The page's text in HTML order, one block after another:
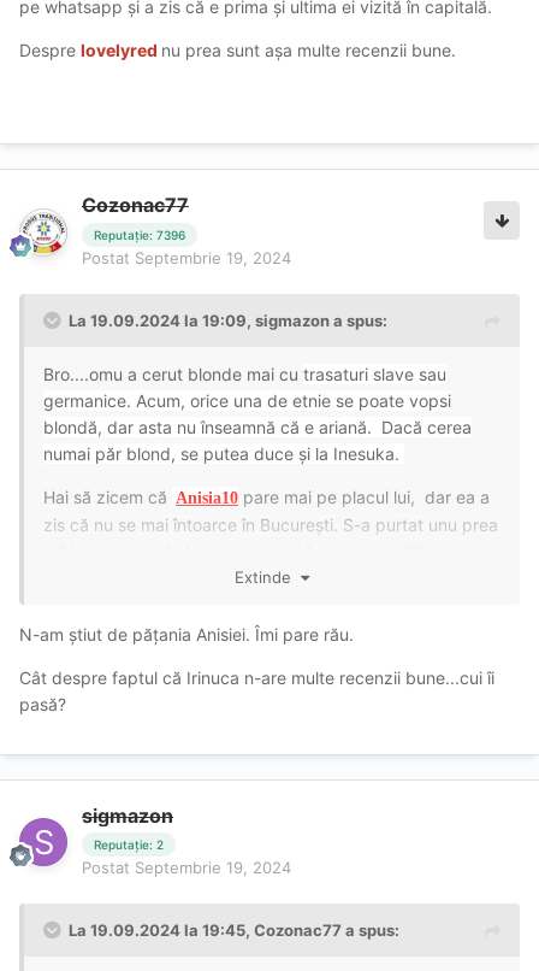
pe whatsapp și a zis că e prima și ultima ei vizită în capitală.
Despre lovelyred nu prea sunt așa multe recenzii bune.
Cozonac77
Reputație: 7396
Postat Septembrie 19, 2024
La 19.09.2024 la 19:09, sigmazona spus:
Bro....omu a cerut blonde mai cu trasaturi slave sau
germanice. Acum, orice una de etnie se poate vopsi
blondă, dar asta nu înseamnă că e ariană. Dacă cerea
numai păr blond, se putea duce și la Inesuka.
Hai să zicem că Anisia10 pare mai pe placul lui, dar ea a
zis că nu se mai întoarce în București. S-a purtat unu prea
nu prea sunt așa multe recenzii bune.
Extinde
N-am știut de pățania Anisiei. Îmi pare rău.
Cât despre faptul că Irinuca n-are multe recenzii bune...cui îi
pasă?
sigmazon
Reputație: 2
Postat Septembrie 19, 2024
La 19.09.2024 la 19:45, Cozonac77 a spus: